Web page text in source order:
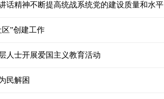
话精神不断提高统战系统党的建设质量和水平
”创建工作
人士开展爱国主义教育活动
民解困